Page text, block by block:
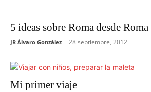
5 ideas sobre Roma desde Roma
JR Álvaro González - 28 septiembre, 2012
Mi primer viaje